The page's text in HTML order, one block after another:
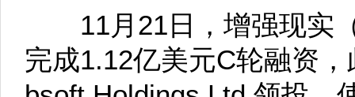
11月21日，增强现实（
完成1.12亿美元C轮融资